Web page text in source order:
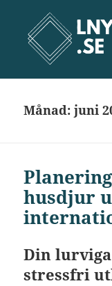
Månad:juni
husdjur
Din
stressfri